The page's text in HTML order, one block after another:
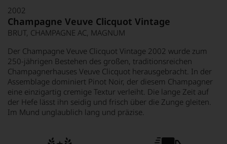
2002
Champagne Veuve Clicquot Vintage
BRUT, CHAMPAGNE AC, MAGNUM
Der Champagne Veuve Clicquot Vintage 2002 wurde zum
250-jährigen Bestehen des großen, traditionsreichen
Champagnerhauses Veuve Clicquot herausgebracht. In der
Assemblage dominiert Pinot Noir, der diesem Champagner
eine einzigartig cremige Textur verleiht. Die lange Zeit auf
der Hefe lässt ihn seidig und frisch über die Zunge gleiten.
Im Mund unglaublich lang und präzise.